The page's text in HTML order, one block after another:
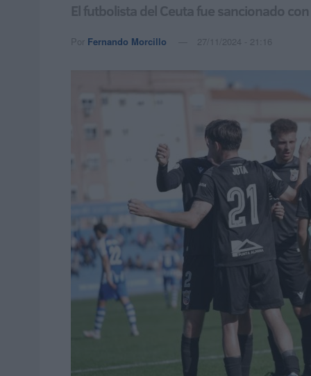
El futbolista del Ceuta fue sancionado
Por Fernando Morcillo 27/11/2024 - 21:16